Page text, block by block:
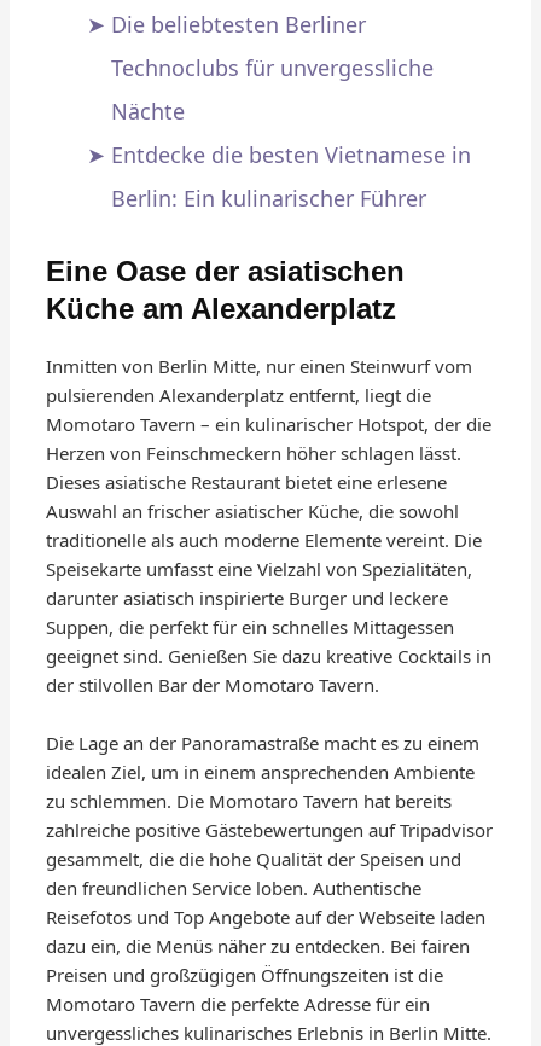
Die beliebtesten Berliner
Technoclubs für unvergessliche
Nächte
Entdecke die besten Vietnamese in
Berlin: Ein kulinarischer Führer
Eine Oase der asiatischen
Küche am Alexanderplatz
Inmitten von Berlin Mitte, nur einen Steinwurf vom
pulsierenden Alexanderplatz entfernt, liegt die
Momotaro Tavern – ein kulinarischer Hotspot, der die
Herzen von Feinschmeckern höher schlagen lässt.
Dieses asiatische Restaurant bietet eine erlesene
Auswahl an frischer asiatischer Küche, die sowohl
traditionelle als auch moderne Elemente vereint. Die
Speisekarte umfasst eine Vielzahl von Spezialitäten,
darunter asiatisch inspirierte Burger und leckere
Suppen, die perfekt für ein schnelles Mittagessen
geeignet sind. Genießen Sie dazu kreative Cocktails in
der stilvollen Bar der Momotaro Tavern.
Die Lage an der Panoramastraße macht es zu einem
idealen Ziel, um in einem ansprechenden Ambiente
zu schlemmen. Die Momotaro Tavern hat bereits
zahlreiche positive Gästebewertungen auf Tripadvisor
gesammelt, die die hohe Qualität der Speisen und
den freundlichen Service loben. Authentische
Reisefotos und Top Angebote auf der Webseite laden
dazu ein, die Menüs näher zu entdecken. Bei fairen
Preisen und großzügigen Öffnungszeiten ist die
Momotaro Tavern die perfekte Adresse für ein
unvergessliches kulinarisches Erlebnis in Berlin Mitte.